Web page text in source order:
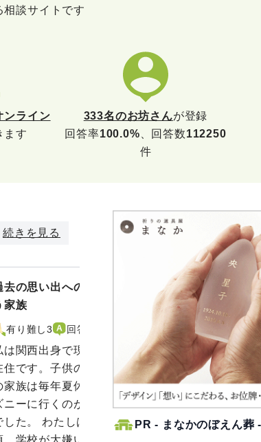
相談サイトです
ンライン
ます
333名のお坊さんが登録
回答率100.0% 、回答数112250
件
続きを見る
去の思い出への熱量が違
家族
有り難し3 回答数1
は関西出身で現在は千葉
住です。子供の頃、うち
家族は毎年夏休みにディ
ニーに行くのがお決まり
した。 わたしは子供の
成長過程でいび
心への対処法
有り難し16 回
こちらに質問する
決に向かうこと
りがたく思って
回もよろしくお願
す。 前回の質問
PR - まなかのぼえん葬 -